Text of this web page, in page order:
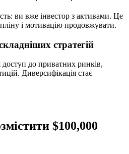
ви вже інвестор з активами. Це
і мотивацію продовжувати.
стратегій
до приватних ринків,
Диверсифікація стає
$100,000